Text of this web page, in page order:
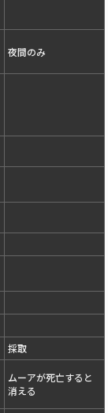
夜間のみ
採取
ムーアが死亡すると
消える